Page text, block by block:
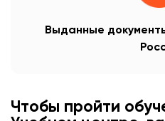
Выданные
Чтобы пройти